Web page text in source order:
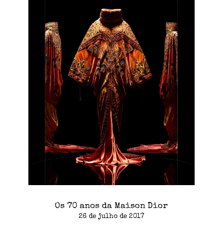
Os 70 anos da Maison Dior
26 de julho de 2017